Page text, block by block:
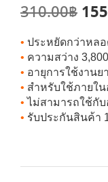
310.00฿
• ประหยัดกว่าหล
• ความสว่าง
• อายุการใช้งานย
• สำหรับใช้ภายใ
• ไม่สามารถใช้กั
• รับประกันสินค้า